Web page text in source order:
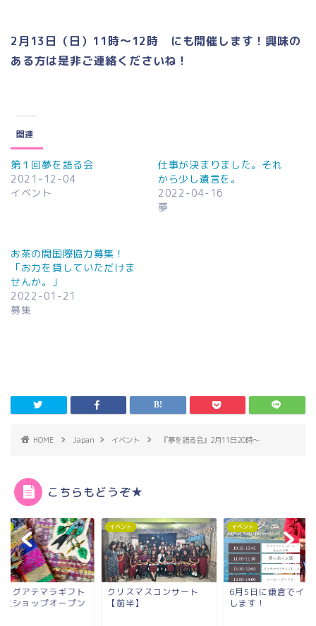
2月13日（日）11時～12時 にも開催します！興味の
ある方は是非ご連絡くださいね！
関連
第１回夢を語る会
2021-12-04
イベント
仕事が決まりました。それ
から少し遺言を。
2022-04-16
夢
お茶の間国際協力募集！
「お力を貸していただけま
せんか。」
2022-01-21
募集
HOME Japan イベント 『夢を語る会』2月11日20時～
こちらもどうぞ★
スマスコンサート
半】
イベント
6月5日に鎌倉でイベント
します！
イベント
【速報！】リセがつ
ガイドでデビューで